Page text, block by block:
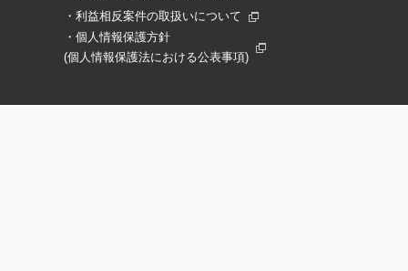
利益相反案件の取扱いについて
個人情報保護方針
(個人情報保護法における公表事項)